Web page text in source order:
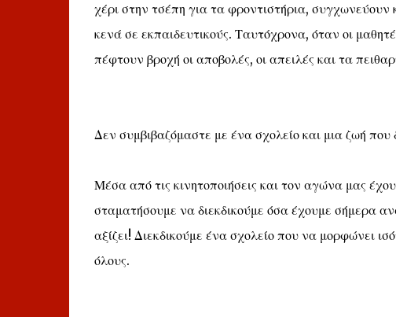
χέρι στην τσέπη για τα φροντιστήρια,
κενά σε εκπαιδευτικούς. Ταυτόχρονα, όταν οι
πέφτουν βροχή οι αποβολές, οι απειλές και τα
Δεν συμβιβαζόμαστε με ένα σχολείο και μια ζωή
Μέσα από τις κινητοποιήσεις και τον αγώνα μας
σταματήσουμε να διεκδικούμε όσα έχουμε σήμερα
αξίζει! Διεκδικούμε ένα σχολείο που να μορφώνει
όλους.